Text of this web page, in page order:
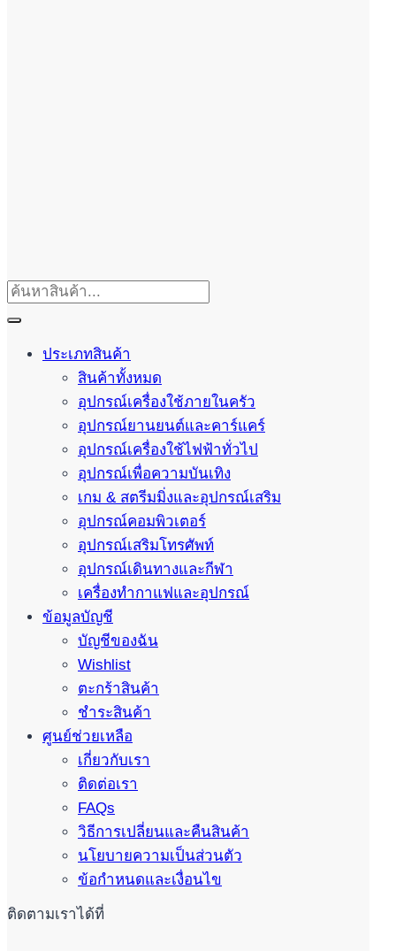
ประเภทสินค้า
สินค้าทั้งหมด
อุปกรณ์เครื่องใช้ภายในครัว
อุปกรณ์ยานยนต์และคาร์แคร์
อุปกรณ์เครื่องใช้ไฟฟ้าทั่วไป
อุปกรณ์เพื่อความบันเทิง
เกม & สตรีมมิ่งและอุปกรณ์เสริม
อุปกรณ์คอมพิวเตอร์
อุปกรณ์เสริมโทรศัพท์
อุปกรณ์เดินทางและกีฬา
เครื่องทำกาแฟและอุปกรณ์
ข้อมูลบัญชี
บัญชีของฉัน
Wishlist
ตะกร้าสินค้า
ชำระสินค้า
ศูนย์ช่วยเหลือ
เกี่ยวกับเรา
ติดต่อเรา
FAQs
วิธีการเปลี่ยนและคืนสินค้า
นโยบายความเป็นส่วนตัว
ข้อกำหนดและเงื่อนไข
ติดตามเราได้ที่